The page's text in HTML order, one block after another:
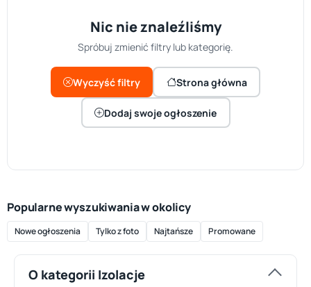
Nic nie znaleźliśmy
Spróbuj zmienić filtry lub kategorię.
Wyczyść filtry Strona główna
Dodaj swoje ogłoszenie
Popularne wyszukiwania w okolicy
Nowe ogłoszenia Tylko z foto Najtańsze Promowane
O kategorii Izolacje